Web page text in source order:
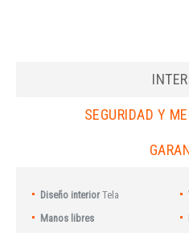
SEGURIDAD Y
Diseño interior Tela
Manos libres